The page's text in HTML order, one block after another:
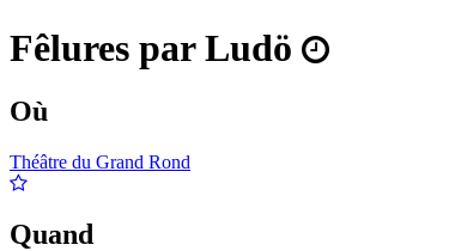
Fêlures par Ludö
Où
Théâtre du Grand Rond
Quand